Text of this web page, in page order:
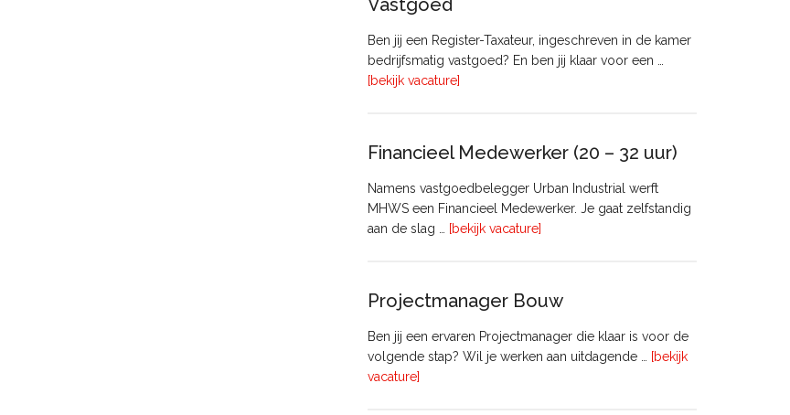
Vastgoed
Ben jij een Register-Taxateur, ingeschreven in de kamer
bedrijfsmatig vastgoed? En ben jij klaar voor een …
[bekijk vacature]
Financieel Medewerker (20 – 32 uur)
Namens vastgoedbelegger Urban Industrial werft
MHWS een Financieel Medewerker. Je gaat zelfstandig
aan de slag …
[bekijk vacature]
32
Projectmanager Bouw
Ben jij een ervaren Projectmanager die klaar is voor de
volgende stap? Wil je werken aan uitdagende …
[bekijk
vacature]